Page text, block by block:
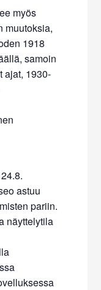
myös
muutoksia,
1918
samoin
ajat, 1930-
astuu
pariin.
näyttelytila